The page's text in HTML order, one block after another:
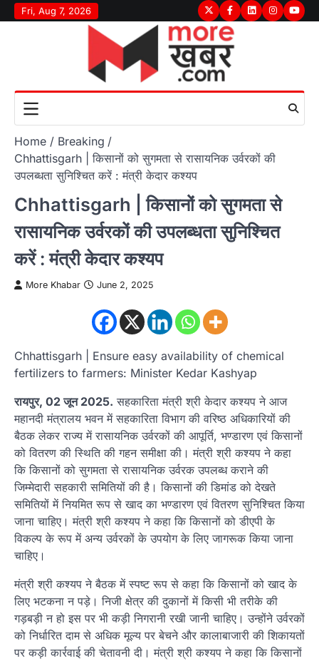
Skip
to
Fri, Aug 7, 2026 TwitterFacebook
LinkedInInstagram
Home
Breaking
Chhattisgarh | किसानों को सुगमता से रासायनिक उर्वरकों की
उपलब्धता सुनिश्चित करें : मंत्री केदार कश्यप
Chhattisgarh | किसानों को सुगमता से
रासायनिक उर्वरकों की उपलब्धता सुनिश्चित
करें : मंत्री केदार कश्यप
More Khabar June 2, 2025
Chhattisgarh | Ensure easy availability of chemical
fertilizers to farmers: Minister Kedar Kashyap
रायपुर, 02 जून 2025. सहकारिता मंत्री श्री केदार कश्यप ने आज
महानदी मंत्रालय भवन में सहकारिता विभाग की वरिष्ठ अधिकारियों की
बैठक लेकर राज्य में रासायनिक उर्वरकों की आपूर्ति, भण्डारण एवं किसानों
को वितरण की स्थिति की गहन समीक्षा की। मंत्री श्री कश्यप ने कहा
कि किसानों को सुगमता से रासायनिक उर्वरक उपलब्ध कराने की
जिम्मेदारी सहकारी समितियों की है। किसानों की डिमांड को देखते
समितियों में नियमित रूप से खाद का भण्डारण एवं वितरण सुनिश्चित किया
जाना चाहिए। मंत्री श्री कश्यप ने कहा कि किसानों को डीएपी के
विकल्प के रूप में अन्य उर्वरकों के उपयोग के लिए जागरूक किया जाना
चाहिए।
मंत्री श्री कश्यप ने बैठक में स्पष्ट रूप से कहा कि किसानों को खाद के
लिए भटकना न पड़े। निजी क्षेत्र की दुकानों में किसी भी तरीके की
गड़बड़ी न हो इस पर भी कड़ी निगरानी रखी जानी चाहिए। उन्होंने उर्वरकों
को निर्धारित दाम से अधिक मूल्य पर बेचने और कालाबाजारी की शिकायतों
पर कड़ी कार्रवाई की चेतावनी दी। मंत्री श्री कश्यप ने कहा कि किसानों